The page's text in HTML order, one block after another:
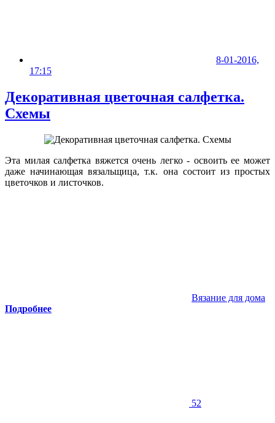
8-01-2016,
17:15
Декоративная цветочная салфетка.
Схемы
Эта милая салфетка вяжется очень легко - освоить ее может
даже начинающая вязальщица, т.к. она состоит из простых
цветочков и листочков.
Вязание для дома
Подробнее
52